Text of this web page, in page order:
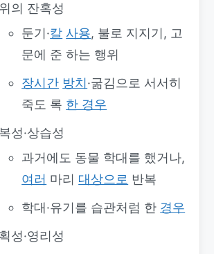
의 잔혹성
둔기·칼 사용, 불로 지지기, 고
문에 준 하는 행위
장시간 방치·굶김으로 서서히
죽도 록 한 경우
성·상습성
과거에도 동물 학대를 했거나,
여러 마리 대상으로 반복
학대·유기를 습관처럼 한 경우
성·영리성